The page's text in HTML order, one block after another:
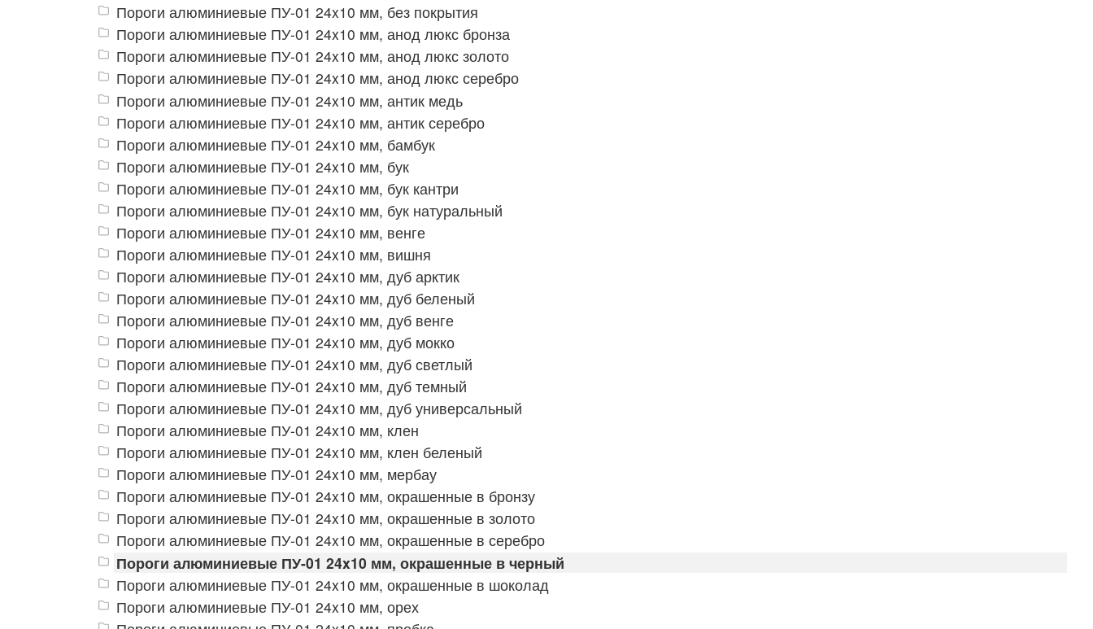
Пороги алюминиевые ПУ-01 24x10 мм, без покрытия
Пороги алюминиевые ПУ-01 24x10 мм, анод люкс бронза
Пороги алюминиевые ПУ-01 24x10 мм, анод люкс золото
Пороги алюминиевые ПУ-01 24x10 мм, анод люкс серебро
Пороги алюминиевые ПУ-01 24x10 мм, антик медь
Пороги алюминиевые ПУ-01 24x10 мм, антик серебро
Пороги алюминиевые ПУ-01 24x10 мм, бамбук
Пороги алюминиевые ПУ-01 24x10 мм, бук
Пороги алюминиевые ПУ-01 24x10 мм, бук кантри
Пороги алюминиевые ПУ-01 24x10 мм, бук натуральный
Пороги алюминиевые ПУ-01 24x10 мм, венге
Пороги алюминиевые ПУ-01 24x10 мм, вишня
Пороги алюминиевые ПУ-01 24x10 мм, дуб арктик
Пороги алюминиевые ПУ-01 24x10 мм, дуб беленый
Пороги алюминиевые ПУ-01 24x10 мм, дуб венге
Пороги алюминиевые ПУ-01 24x10 мм, дуб мокко
Пороги алюминиевые ПУ-01 24x10 мм, дуб светлый
Пороги алюминиевые ПУ-01 24x10 мм, дуб темный
Пороги алюминиевые ПУ-01 24x10 мм, дуб универсальный
Пороги алюминиевые ПУ-01 24x10 мм, клен
Пороги алюминиевые ПУ-01 24x10 мм, клен беленый
Пороги алюминиевые ПУ-01 24x10 мм, мербау
Пороги алюминиевые ПУ-01 24x10 мм, окрашенные в бронзу
Пороги алюминиевые ПУ-01 24x10 мм, окрашенные в золото
Пороги алюминиевые ПУ-01 24x10 мм, окрашенные в серебро
Пороги алюминиевые ПУ-01 24x10 мм, окрашенные в черный
Пороги алюминиевые ПУ-01 24x10 мм, окрашенные в шоколад
Пороги алюминиевые ПУ-01 24x10 мм, орех